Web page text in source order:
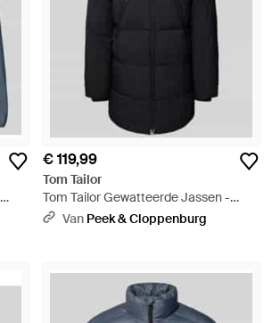
€ 119,99
Tom Tailor
Tom Tailor Gewatteerde Jassen -
Blauw
Van Peek & Cloppenburg